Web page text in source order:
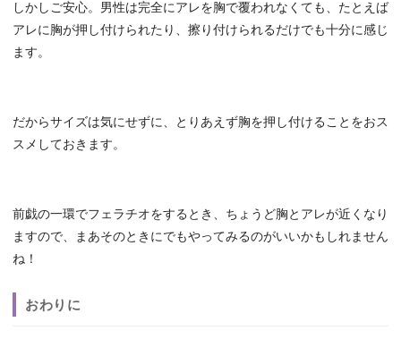
しかしご安心。男性は完全にアレを胸で覆われなくても、たとえば
アレに胸が押し付けられたり、擦り付けられるだけでも十分に感じ
ます。
だからサイズは気にせずに、とりあえず胸を押し付けることをおス
スメしておきます。
前戯の一環でフェラチオをするとき、ちょうど胸とアレが近くなり
ますので、まあそのときにでもやってみるのがいいかもしれません
ね！
おわりに